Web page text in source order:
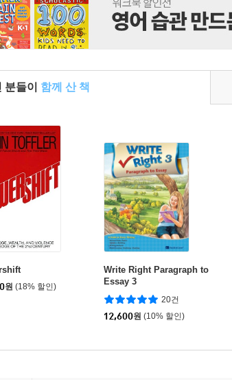
분들이 함께 산 책
원 (18% 할인)
Write Right Paragraph to
Essay 3
20건
12,600원 (10% 할인)